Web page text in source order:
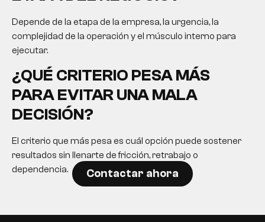
Depende de la etapa de la empresa, la urgencia, la
complejidad de la operación y el músculo interno para
ejecutar.
¿QUÉ CRITERIO PESA MÁS
PARA EVITAR UNA MALA
DECISIÓN?
El criterio que más pesa es cuál opción puede sostener
resultados sin llenarte de fricción, retrabajo o
dependencia.
Contactar ahora